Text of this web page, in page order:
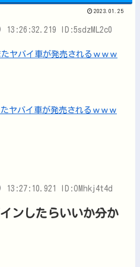
2023.01.25
13:26:32.219 ID:5sdzML2c0
13:27:10.921 ID:OMhkj4t4d
ンしたらいいか分か